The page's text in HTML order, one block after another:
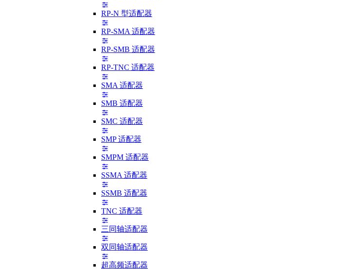
RP-N 型适配器
RP-SMA 适配器
RP-SMB 适配器
RP-TNC 适配器
SMA 适配器
SMB 适配器
SMC 适配器
SMP 适配器
SMPM 适配器
SSMA 适配器
SSMB 适配器
TNC 适配器
三同轴适配器
双同轴适配器
超高频适配器